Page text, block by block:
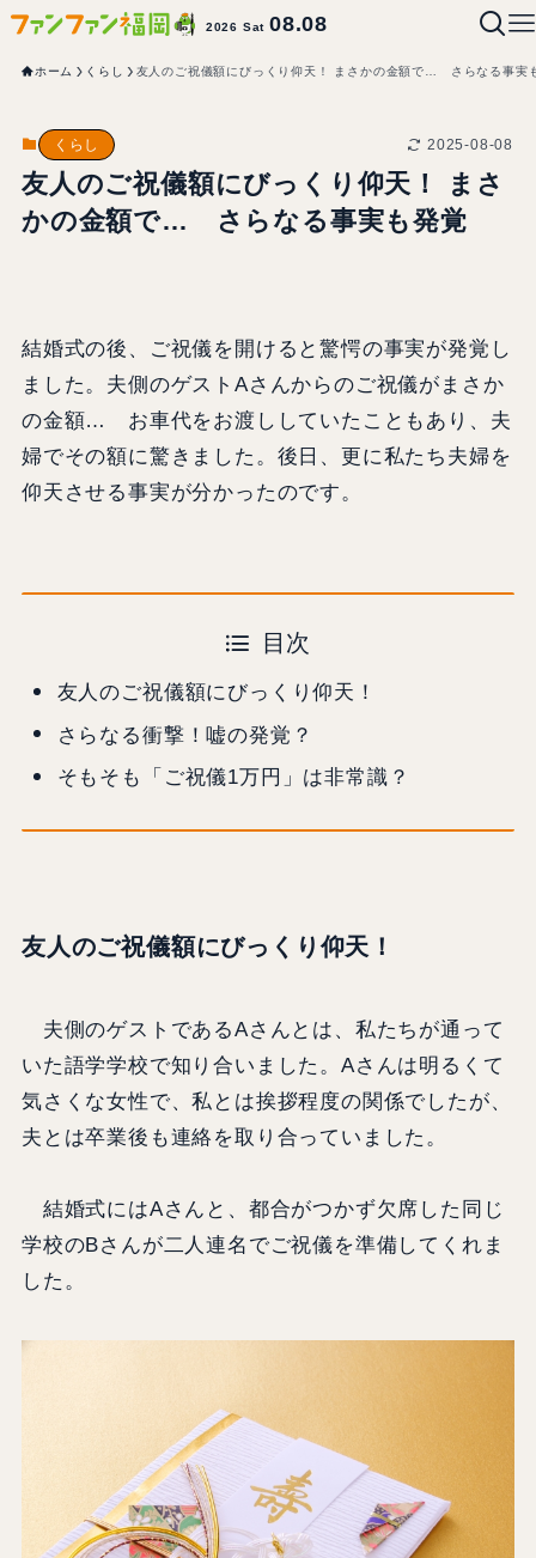
2026 Sat08.08
ホーム くらし 友人のご祝儀額にびっくり仰天！ まさかの金額で… さらなる事実
くらし 2025-08-08
友人のご祝儀額にびっくり仰天！ まさ
かの金額で… さらなる事実も発覚
結婚式の後、ご祝儀を開けると驚愕の事実が発覚し
ました。夫側のゲストAさんからのご祝儀がまさか
の金額… お車代をお渡ししていたこともあり、夫
婦でその額に驚きました。後日、更に私たち夫婦を
仰天させる事実が分かったのです。
目次
友人のご祝儀額にびっくり仰天！
さらなる衝撃！嘘の発覚？
そもそも「ご祝儀1万円」は非常識？
友人のご祝儀額にびっくり仰天！
夫側のゲストであるAさんとは、私たちが通って
いた語学学校で知り合いました。Aさんは明るくて
気さくな女性で、私とは挨拶程度の関係でしたが、
夫とは卒業後も連絡を取り合っていました。
結婚式にはAさんと、都合がつかず欠席した同じ
学校のBさんが二人連名でご祝儀を準備してくれま
した。